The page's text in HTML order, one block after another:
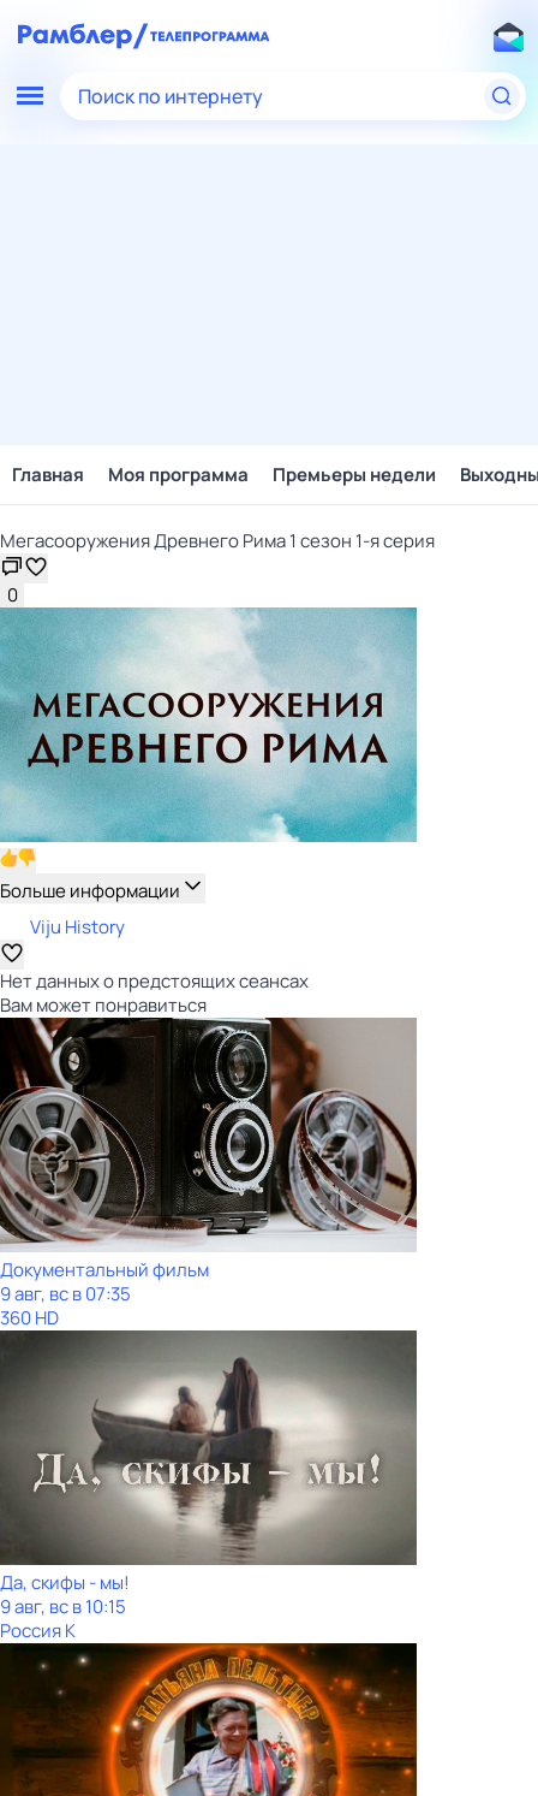
Поиск по интернету
Главная Моя программа Премьеры недели
Мегасооружения Древнего Рима 1 сезон 1-я серия
0
Больше информации
Viju History
Нет данных о предстоящих сеансах
Вам может понравиться
Документальный фильм
9 авг, вс в 07:35
360 HD
Да, скифы - мы!
9 авг, вс в 10:15
Россия К